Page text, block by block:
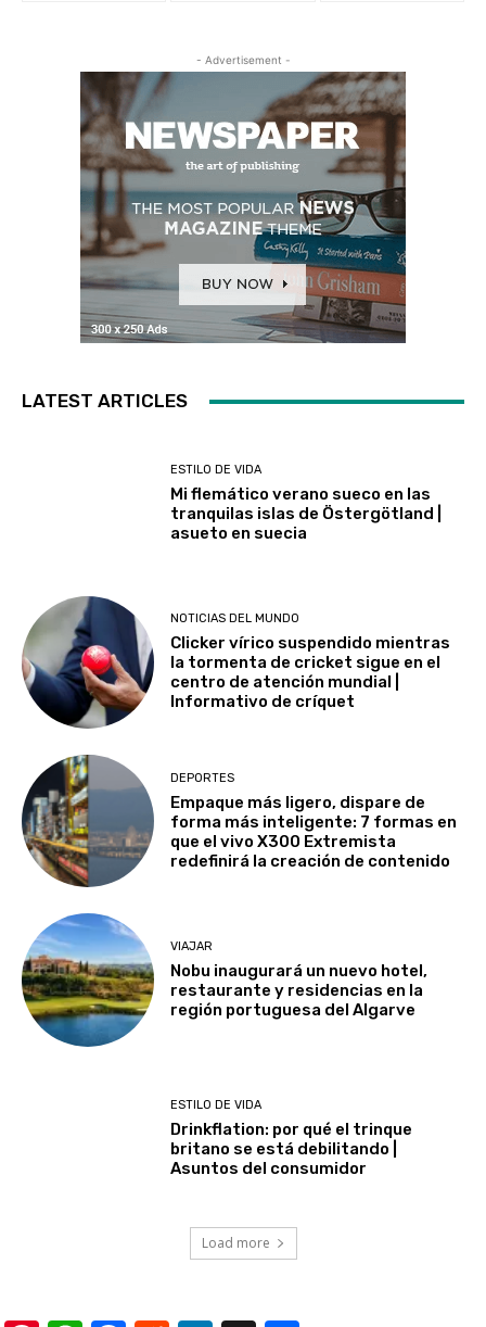
- Advertisement -
LATEST ARTICLES
ESTILO DE VIDA
Mi flemático verano sueco en las
tranquilas islas de Östergötland |
asueto en suecia
NOTICIAS DEL MUNDO
Clicker vírico suspendido mientras
la tormenta de cricket sigue en el
centro de atención mundial |
Informativo de críquet
DEPORTES
Empaque más ligero, dispare de
forma más inteligente: 7 formas en
que el vivo X300 Extremista
redefinirá la creación de contenido
VIAJAR
Nobu inaugurará un nuevo hotel,
restaurante y residencias en la
región portuguesa del Algarve
ESTILO DE VIDA
Drinkflation: por qué el trinque
britano se está debilitando |
Asuntos del consumidor
Load more